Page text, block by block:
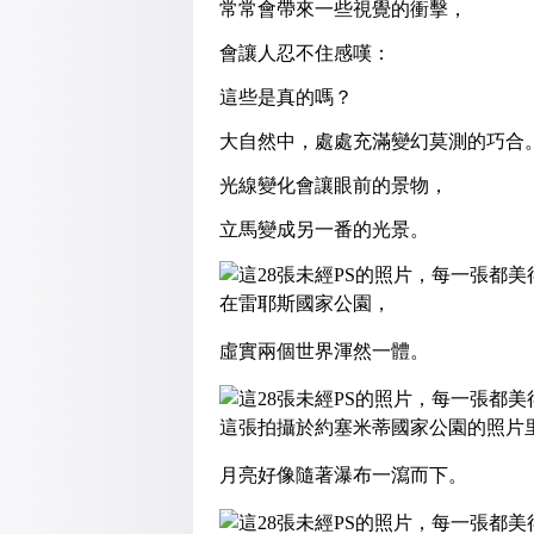
常常會帶來一些視覺的衝擊，
會讓人忍不住感嘆：
這些是真的嗎？
大自然中，處處充滿變幻莫測的巧合
光線變化會讓眼前的景物，
立馬變成另一番的光景。
在雷耶斯國家公園，
虛實兩個世界渾然一體。
這張拍攝於約塞米蒂國家公園的照片
月亮好像隨著瀑布一瀉而下。